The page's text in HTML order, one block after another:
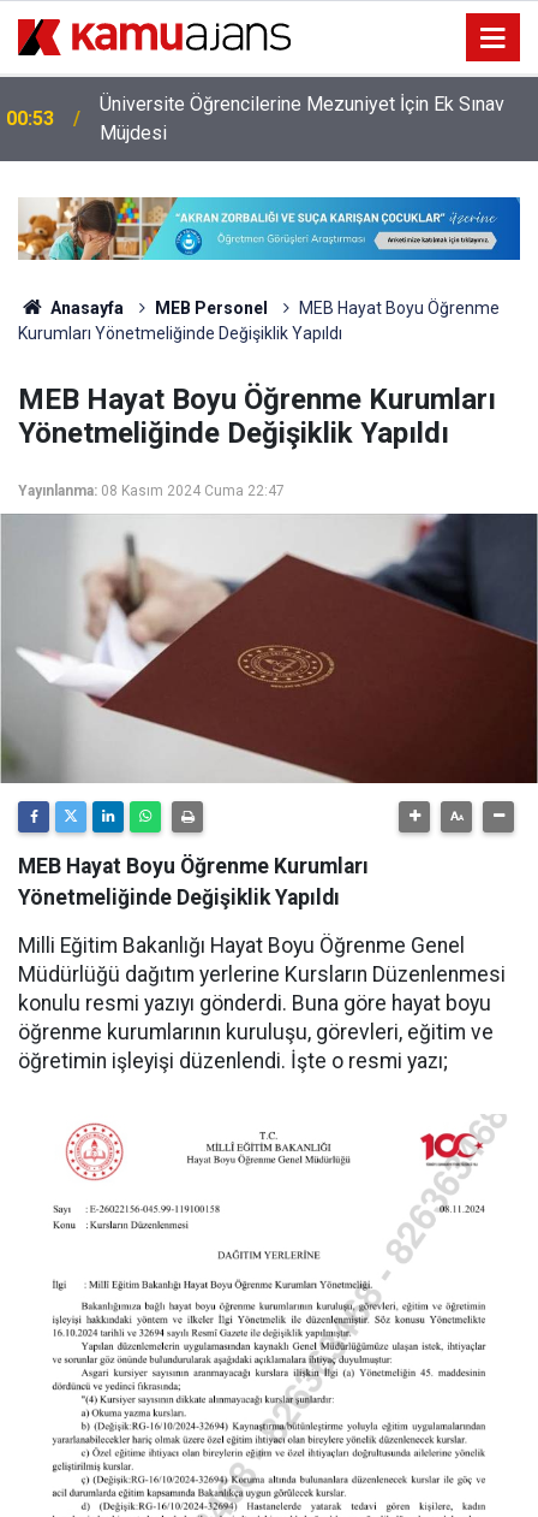
00:11
Emniyet Genel Müdürlüğü'ne 6.250 Kişilik Yeni
Kadro
Anasayfa MEB Personel
MEB Hayat Boyu Öğrenme
Kurumları Yönetmeliğinde Değişiklik Yapıldı
MEB Hayat Boyu Öğrenme Kurumları
Yönetmeliğinde Değişiklik Yapıldı
Yayınlanma: 08 Kasım 2024 Cuma 22:47
MEB Hayat Boyu Öğrenme Kurumları
Yönetmeliğinde Değişiklik Yapıldı
Milli Eğitim Bakanlığı Hayat Boyu Öğrenme Genel
Müdürlüğü dağıtım yerlerine Kursların Düzenlenmesi
konulu resmi yazıyı gönderdi. Buna göre hayat boyu
öğrenme kurumlarının kuruluşu, görevleri, eğitim ve
öğretimin işleyişi düzenlendi. İşte o resmi yazı;